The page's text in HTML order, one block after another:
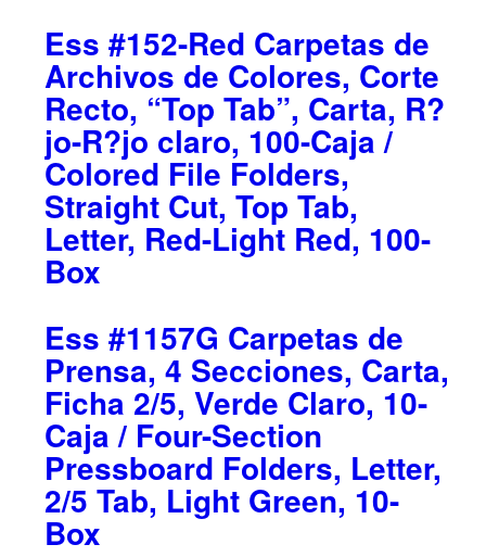
Ess #152-Red Carpetas de
Archivos de Colores, Corte
Recto, “Top Tab”, Carta, R?
jo-R?jo claro, 100-Caja /
Colored File Folders,
Straight Cut, Top Tab,
Letter, Red-Light Red, 100-
Box
Ess #1157G Carpetas de
Prensa, 4 Secciones, Carta,
Ficha 2/5, Verde Claro, 10-
Caja / Four-Section
Pressboard Folders, Letter,
2/5 Tab, Light Green, 10-
Box